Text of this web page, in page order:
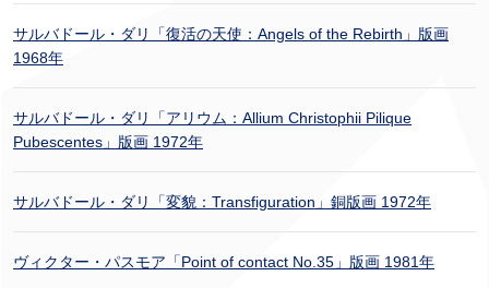
サルバドール・ダリ「復活の天使：Angels of the Rebirth」版画
1968年
サルバドール・ダリ「アリウム：Allium Christophii Pilique
Pubescentes」版画 1972年
サルバドール・ダリ「変貌：Transfiguration」銅版画 1972年
ヴィクター・パスモア「Point of contact No.35」版画 1981年